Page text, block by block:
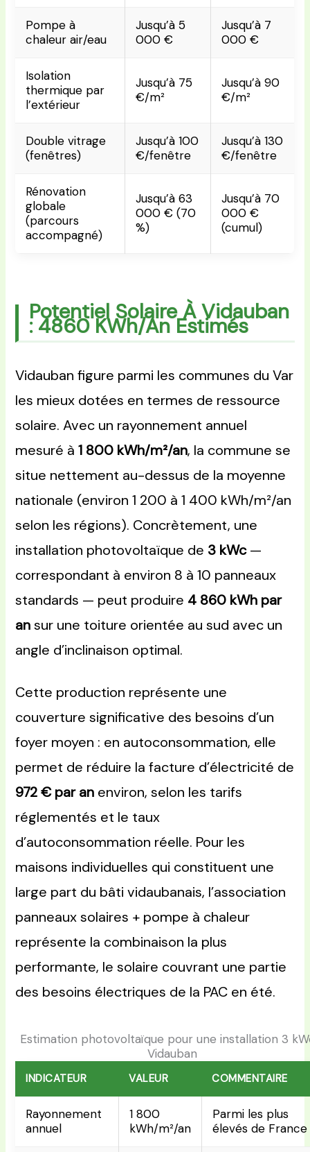
Pompe à
chaleur air/eau
Jusqu’à 5
000 €
Jusqu’à 7
000 €
Isolation
thermique par
l’extérieur
Jusqu’à 75
€/m²
Jusqu’à 90
€/m²
Double vitrage
(fenêtres)
Jusqu’à 100
€/fenêtre
Jusqu’à 130
€/fenêtre
Rénovation
globale
(parcours
accompagné)
Jusqu’à 63
000 € (70
%)
Jusqu’à 70
000 €
(cumul)
Potentiel Solaire À Vidauban
: 4860 KWh/an Estimés
Vidauban figure parmi les communes du Var
les mieux dotées en termes de ressource
solaire. Avec un rayonnement annuel
mesuré à1 800 kWh/m²/an, la commune se
situe nettement au-dessus de la moyenne
nationale (environ 1 200 à 1 400 kWh/m²/an
selon les régions). Concrètement, une
installation photovoltaïque de 3 kWc—
correspondant à environ 8 à 10 panneaux
standards — peut produire 4 860 kWh par
ansur une toiture orientée au sud avec un
angle d’inclinaison optimal.
Cette production représente une
couverture significative des besoins d’un
foyer moyen : en autoconsommation, elle
permet de réduire la facture d’électricité de
972 € par an environ, selon les tarifs
réglementés et le taux
d’autoconsommation réelle. Pour les
maisons individuelles qui constituent une
large part du bâti vidaubanais, l’association
panneaux solaires + pompe à chaleur
représente la combinaison la plus
performante, le solaire couvrant une partie
des besoins électriques de la PAC en été.
Estimation photovoltaïque pour une installation 3
Vidauban
INDICATEUR VALEUR COMMENTAIRE
Rayonnement
annuel
1 800
kWh/m²/an
Parmi les plus
élevés de France